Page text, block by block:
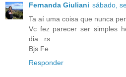
Fernanda Giuliani sábado,
Ta aí uma coisa que nunca
Vc fez parecer ser simples
dia...rs
Bjs Fe
Responder